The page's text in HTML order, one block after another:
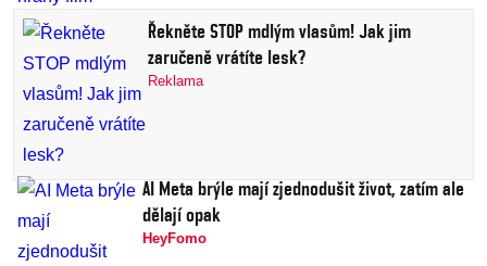
Řekněte STOP mdlým vlasům! Jak jim
zaručeně vrátíte lesk?
Reklama
AI Meta brýle mají zjednodušit život, zatím ale
dělají opak
HeyFomo